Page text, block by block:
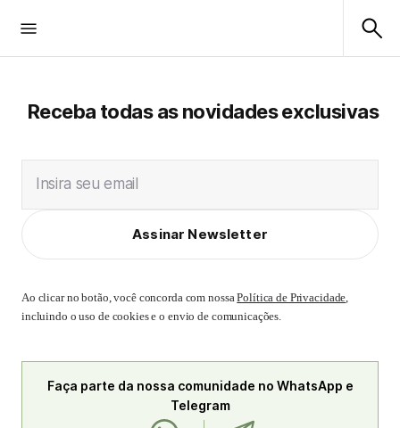
Receba todas as novidades exclusivas
Insira seu email
Assinar Newsletter
Ao clicar no botão, você concorda com nossaPolítica de Privacidade,
incluindo o uso de cookies e o envio de comunicações.
Faça parte da nossa comunidade no WhatsApp e
Telegram